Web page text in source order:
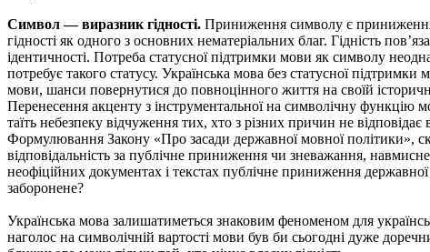
Символ — виразник гідності. Приниження символу є
гідності як одного з основних нематеріальних благ. Гідність
ідентичності. Потреба статусної підтримки мови як символу
потребує такого статусу. Українська мова без статусної
мови, шанси повернутися до повноцінного життя на своїй
Перенесення акценту з інструментальної на символічну функцію
таїть небезпеку відчуження тих, хто з різних причин не
Формулювання Закону «Про засади державної мовної політики»,
відповідальність за публічне приниження чи зневажання,
неофіційних документах і текстах публічне приниження
заборонене?
Українська мова залишатиметься знаковим феноменом для
наголос на символічній вартості мови був би сьогодні дуже